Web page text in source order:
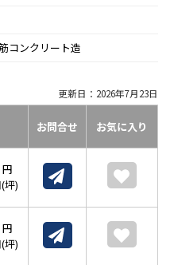
コンクリート造
更新日：2026年7月23日
お問合せ お気に入り
坪)
坪)